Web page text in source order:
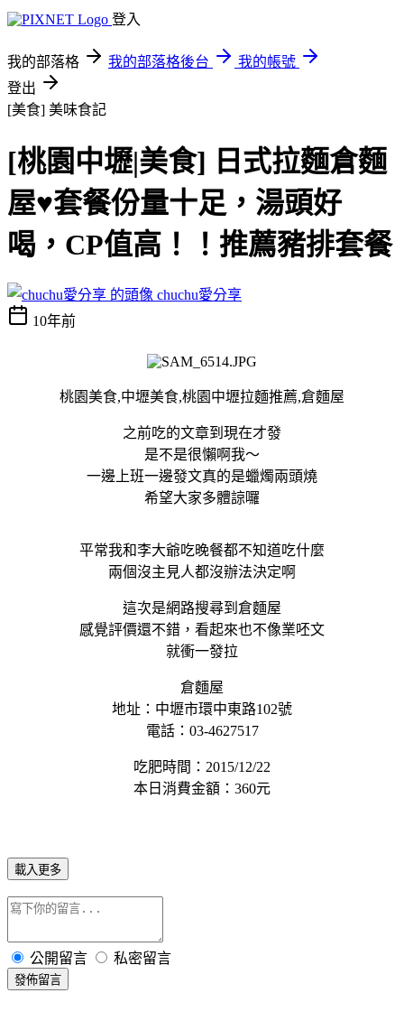
登入
我的部落格 我的部落格後台
我的帳號
登出
[美食] 美味食記
[桃園中壢|美食] 日式拉麵倉麵
屋♥套餐份量十足，湯頭好
喝，CP值高！！推薦豬排套餐
chuchu愛分享
10年前
桃園美食,中壢美食,桃園中壢拉麵推薦,倉麵屋
之前吃的文章到現在才發
是不是很懶啊我～
一邊上班一邊發文真的是蠟燭兩頭燒
希望大家多體諒囉
平常我和李大爺吃晚餐都不知道吃什麼
兩個沒主見人都沒辦法決定啊
這次是網路搜尋到倉麵屋
感覺評價還不錯，看起來也不像業呸文
就衝一發拉
倉麵屋
地址：中壢市環中東路102號
電話：03-4627517
吃肥時間：2015/12/22
本日消費金額：360元
載入更多
公開留言 私密留言
發佈留言